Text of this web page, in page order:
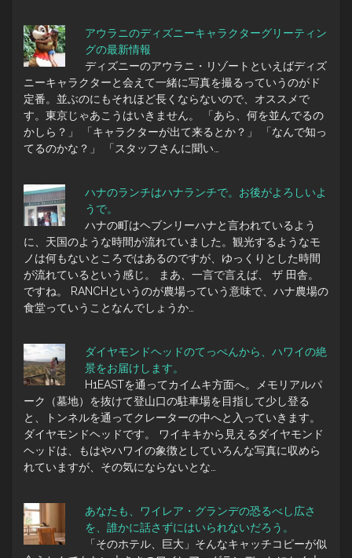
アウラニのディズニーキャラクターグリーティン
グの最新情報
ディズニーのアウラニ・リゾートといえばディズ
ニーキャラクターと会えて一緒に写真を撮るっていうのがド
定番。並ぶのにもそれほど長くならないので、オススメで
す。東京じゃあこうはいきません。 「あら、何を並んでるの
かしら？」 「キャラクターが出て来るとか？」 「なんで知っ
てるのかな？」 「スタッフさんに聞い…
ハナのランチはハナランチで。お後がよろしいよ
うで。
ハナの町はヘブンリーハナと言われているよう
に、天国のような時間が流れていました。観光するようなモ
ノは何もないところではあるのですが、ゆっくりとした時間
が流れているという感じ。 まあ、一言で言えば、 ザ 田舎。
ですね。 RANCHというのが農場っていう意味で、ハナ農場の
食堂っていうことなんでしょうか…
ダイヤモンドヘッドのてっぺんから、ハワイの絶
景をお届けします。
H1EASTを通ってカイムキ方面へ。メモリアルパ
ーク（墓地）を抜けて登山口の駐車場を目指して少し登る
と、トンネルを通ってクレーターの中へと入っていきます。
ダイヤモンドヘッドです。 ワイキキから見えるダイヤモンド
ヘッドは、もはやハワイの象徴としていろんな写真に収めら
れていますが、その気にならないとな…
あなたも、ワイレア・グランデの恐るべし広さ
を、誰かに話さずにはいられないだろう。
「そのホテル、巨大」そんなキャッチコピーが似